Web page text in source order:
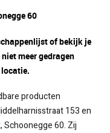
60
of bekijk je
meer gedragen
locatie.
producten
153 en
Schoonegge 60. Zij